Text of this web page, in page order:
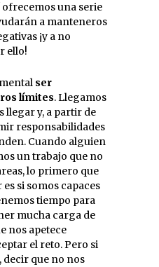
una serie
a manteneros
¡y a no
ello!
ser
límites. Llegamos
llegar y, a partir de
responsabilidades
Cuando alguien
un trabajo que no
lo primero que
si somos capaces
tiempo para
mucha carga de
nos apetece
el reto. Pero si
decir que no nos